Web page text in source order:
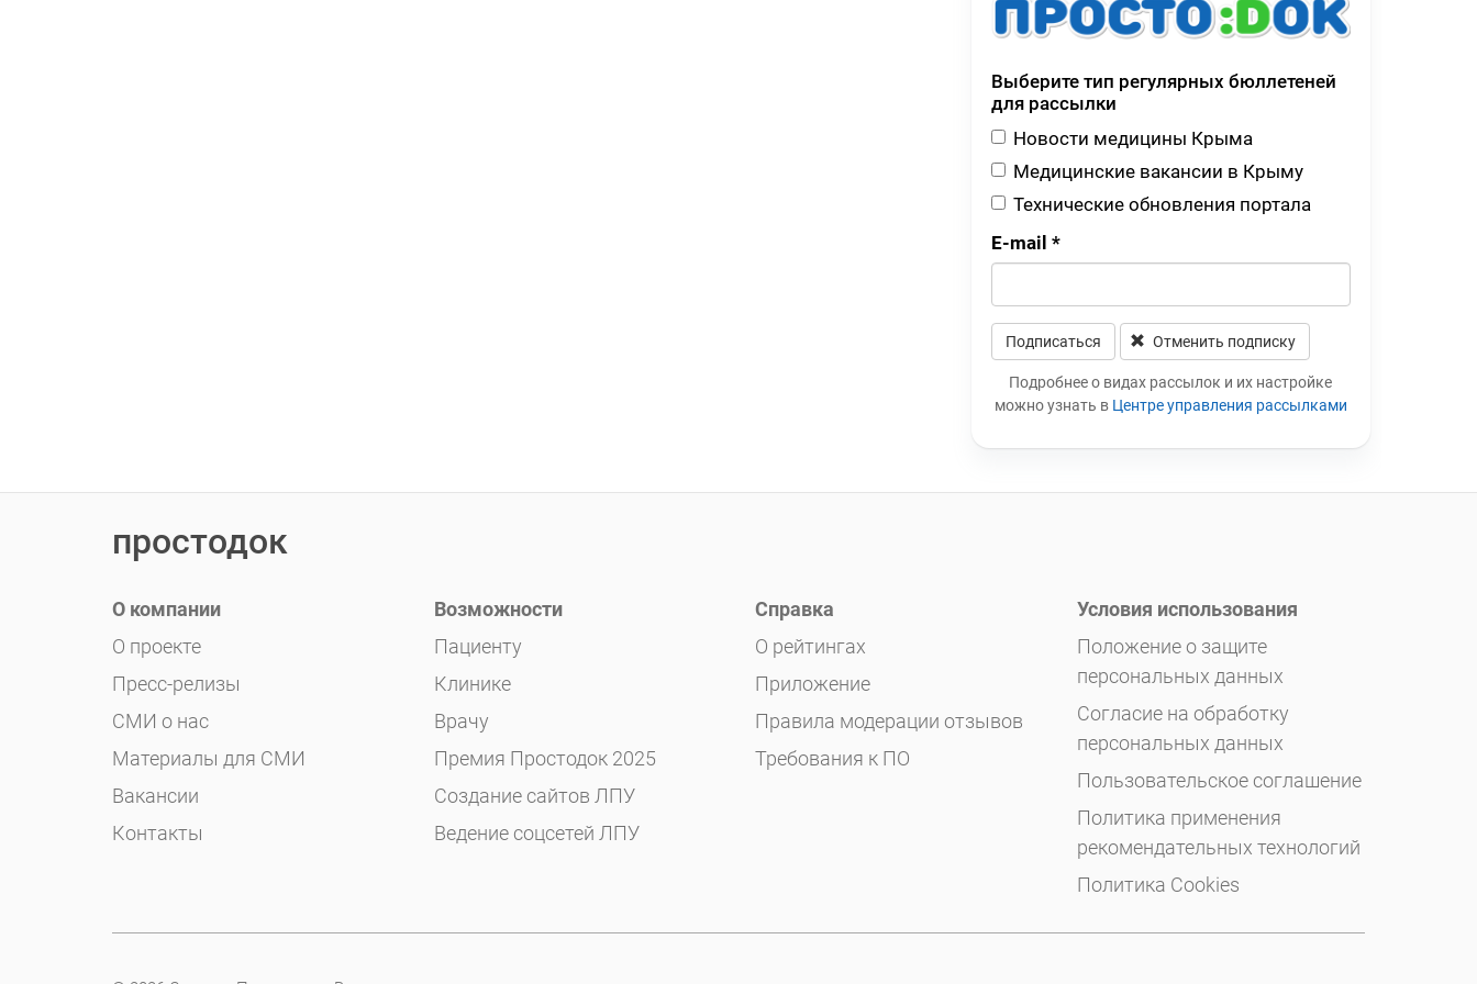
Выберите тип регулярных бюллетеней
для рассылки
Новости медицины Крыма
Медицинские вакансии в Крыму
Технические обновления портала
E-mail *
Подписаться Отменить подписку
Leave this field blank
Подробнее о видах рассылок и их настройке
можно узнать в Центре управления рассылками
простодок
О компании
О проекте
Пресс-релизы
СМИ о нас
Материалы для СМИ
Вакансии
Контакты
Возможности
Пациенту
Клинике
Врачу
Премия Простодок 2025
Создание сайтов ЛПУ
Ведение соцсетей ЛПУ
Справка
О рейтингах
Приложение
Правила модерации отзывов
Требования к ПО
Условия использования
Положение о защите
персональных данных
Согласие на обработку
персональных данных
Пользовательское соглашение
Политика применения
рекомендательных технологий
Политика Cookies